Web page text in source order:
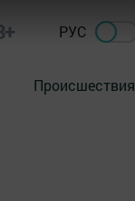
РУС
Происшествия